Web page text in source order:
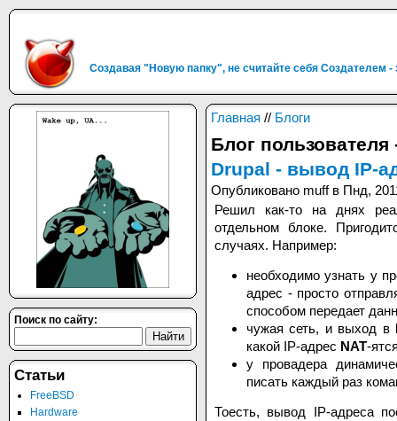
Создавая "Новую папку", не считайте себя Создателем
Главная // Блоги
Блог пользователя
Drupal - вывод IP-
Опубликовано muff в Пнд,
Решил как-то на днях
отдельном блоке.
случаях. Например:
необходимо узнать у
адрес - просто
способом передает
чужая сеть, и выход в
какой IP-адрес NAT-
у провадера
писать каждый раз
Тоесть, вывод IP-адреса
Поиск по сайту:
Статьи
FreeBSD
Hardware